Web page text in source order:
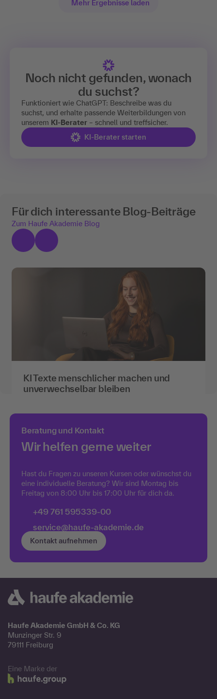
Mehr Ergebnisse laden
Noch nicht gefunden, wonach
du suchst?
Funktioniert wie ChatGPT: Beschreibe was du
suchst, und erhalte passende Weiterbildungen von
unserem KI-Berater – schnell und treffsicher.
KI-Berater starten
Für dich interessante Blog-Beiträge
Zum Haufe Akademie Blog
KI Texte menschlicher machen und
unverwechselbar bleiben
Beiträge klingen austauschbar? Glatt
bleibt nichts hängen. Dieses Grau breitet sich
gerade über alle Plattformen hinweg aus.
Über die Hälfte aller neu veröffentlichten
entsteht laut einer Analyse der Firma
Graphite inzwischen mithilfe von KI. Die
Werkzeuge, die dabei genutzt
Beratung und Kontakt
Wir helfen gerne weiter
Hast du Fragen zu unseren Kursen oder wünschst du
eine individuelle Beratung? Wir sind Montag bis
Freitag von 8:00 Uhr bis 17:00 Uhr für dich da.
+49 761 595339-00
service@haufe-akademie.de
Kontakt aufnehmen
Haufe Akademie GmbH & Co. KG
Munzinger Str. 9
79111 Freiburg
Eine Marke der